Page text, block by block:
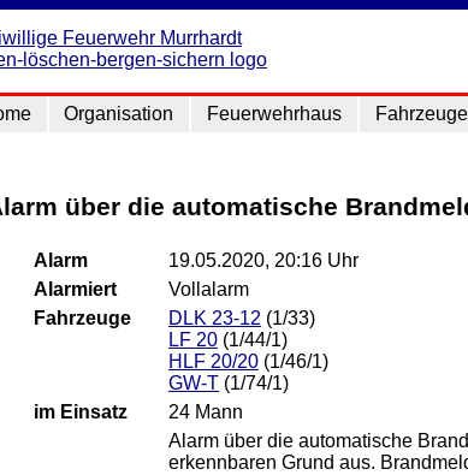
Organisation Feuerwehrhaus Fahrzeuge
über die automatische
Alarm
19.05.2020, 20:16 Uhr
Alarmiert
Vollalarm
Fahrzeuge
DLK 23-12 (1/33)
LF 20 (1/44/1)
HLF 20/20 (1/46/1)
GW-T (1/74/1)
im Einsatz
24 Mann
Alarm über die automatische
erkennbaren Grund aus.